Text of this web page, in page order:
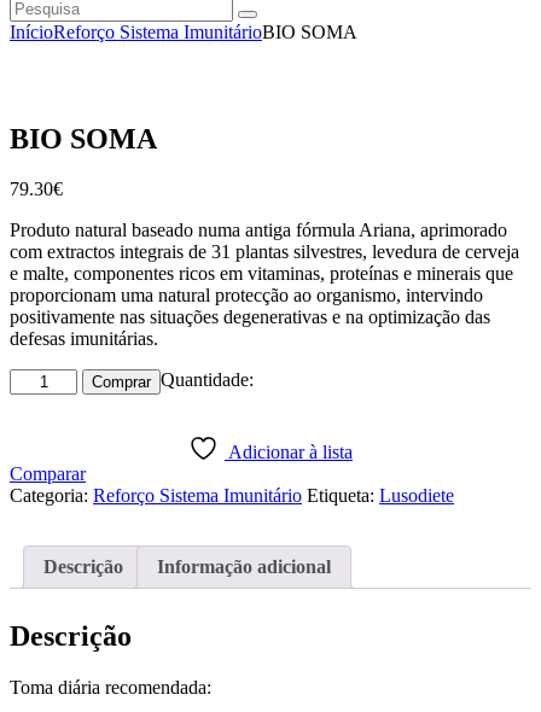
Pesquisa
instagramm
facebook
InícioReforço Sistema ImunitárioBIO SOMA
BIO SOMA
79.30€
Produto natural baseado numa antiga fórmula Ariana, aprimorado
com extractos integrais de 31 plantas silvestres, levedura de cerveja
e malte, componentes ricos em vitaminas, proteínas e minerais que
proporcionam uma natural protecção ao organismo, intervindo
positivamente nas situações degenerativas e na optimização das
defesas imunitárias.
Quantidade:
Quantidade
de
Comprar
Adicionar à lista
Comparar
Categoria: Reforço Sistema Imunitário Etiqueta: Lusodiete
Descrição Informação adicional
Descrição
Toma diária recomendada: